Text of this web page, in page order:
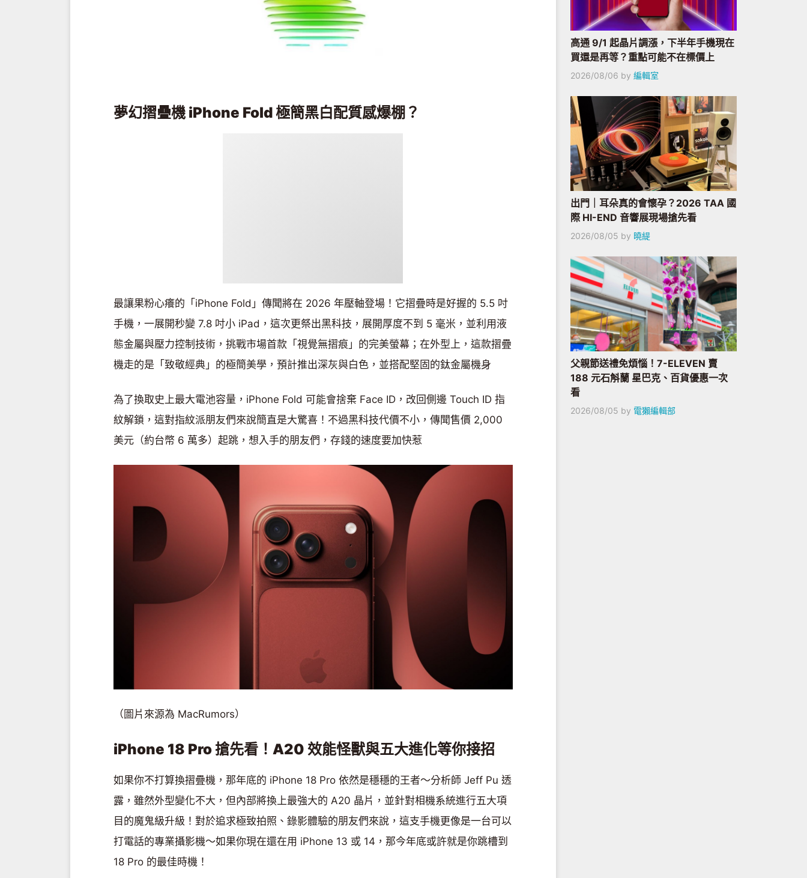
夢幻摺疊機 iPhone Fold 極簡黑白配質感爆棚？
最讓果粉心癢的「iPhone Fold」傳聞將在 2026 年壓軸登場！它摺疊時是好握的 5.5 吋
手機，一展開秒變 7.8 吋小 iPad，這次更祭出黑科技，展開厚度不到 5 毫米，並利用液
態金屬與壓力控制技術，挑戰市場首款「視覺無摺痕」的完美螢幕；在外型上，這款摺疊
機走的是「致敬經典」的極簡美學，預計推出深灰與白色，並搭配堅固的鈦金屬機身
為了換取史上最大電池容量，iPhone Fold 可能會捨棄 Face ID，改回側邊 Touch ID 指
紋解鎖，這對指紋派朋友們來說簡直是大驚喜！不過黑科技代價不小，傳聞售價 2,000
美元（約台幣 6 萬多）起跳，想入手的朋友們，存錢的速度要加快惹
（圖片來源為 MacRumors）
iPhone 18 Pro 搶先看！A20 效能怪獸與五大進化等你接招
如果你不打算換摺疊機，那年底的 iPhone 18 Pro 依然是穩穩的王者～分析師 Jeff Pu 透
露，雖然外型變化不大，但內部將換上最強大的 A20 晶片，並針對相機系統進行五大項
目的魔鬼級升級！對於追求極致拍照、錄影體驗的朋友們來說，這支手機更像是一台可以
打電話的專業攝影機～如果你現在還在用 iPhone 13 或 14，那今年底或許就是你跳槽到
18 Pro 的最佳時機！
高通 9/1 起晶片調漲，下半年手機現在
買還是再等？重點可能不在標價上
2026/08/06 by 編輯室
出門｜耳朵真的會懷孕？2026 TAA 國
際 HI-END 音響展現場搶先看
2026/08/05 by 曉緹
父親節送禮免煩惱！7-ELEVEN 賣
188 元石斛蘭 星巴克、百貨優惠一次
看
2026/08/05 by 電獺編輯部